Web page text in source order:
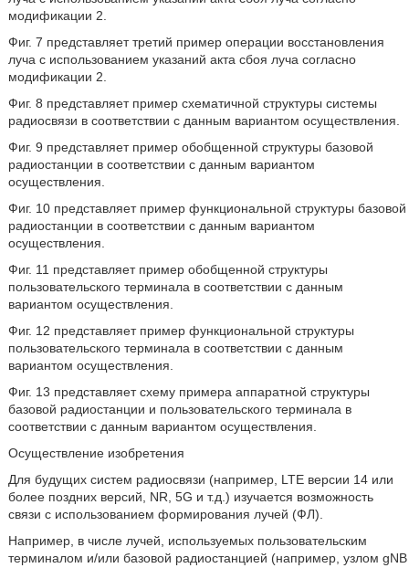
модификации 2.
Фиг. 7 представляет третий пример операции восстановления
луча с использованием указаний акта сбоя луча согласно
модификации 2.
Фиг. 8 представляет пример схематичной структуры системы
радиосвязи в соответствии с данным вариантом осуществления.
Фиг. 9 представляет пример обобщенной структуры базовой
радиостанции в соответствии с данным вариантом
осуществления.
Фиг. 10 представляет пример функциональной структуры базовой
радиостанции в соответствии с данным вариантом
осуществления.
Фиг. 11 представляет пример обобщенной структуры
пользовательского терминала в соответствии с данным
вариантом осуществления.
Фиг. 12 представляет пример функциональной структуры
пользовательского терминала в соответствии с данным
вариантом осуществления.
Фиг. 13 представляет схему примера аппаратной структуры
базовой радиостанции и пользовательского терминала в
соответствии с данным вариантом осуществления.
Осуществление изобретения
Для будущих систем радиосвязи (например, LTE версии 14 или
более поздних версий, NR, 5G и т.д.) изучается возможность
связи с использованием формирования лучей (ФЛ).
Например, в числе лучей, используемых пользовательским
терминалом и/или базовой радиостанцией (например, узлом gNB